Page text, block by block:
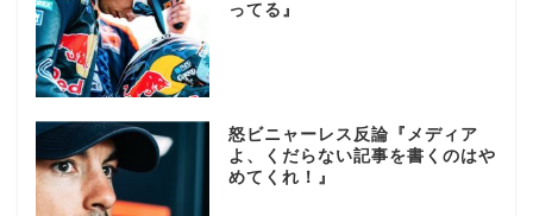
ってる』
怒ビニャーレス反論『メディア
よ、くだらない記事を書くのはや
めてくれ！』